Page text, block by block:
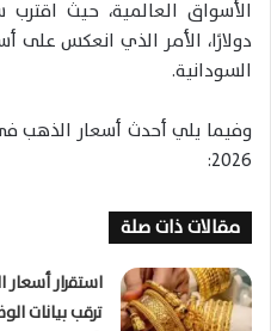
دولارًا، الأمر الذي انعكس على
السودانية.
2026:
مقالات ذات صلة
استقرار
ترقب بيانات